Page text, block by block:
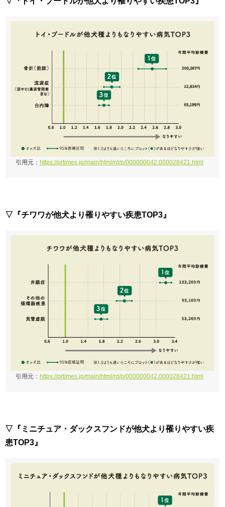
引用元： https://prtimes.jp/main/html/rd/p/000000042.000028421.html
▽『チワワが他犬より罹りやすい疾患TOP3』
引用元： https://prtimes.jp/main/html/rd/p/000000042.000028421.html
▽『ミニチュア・ダックスフンドが他犬より罹りやすい疾
患TOP3』